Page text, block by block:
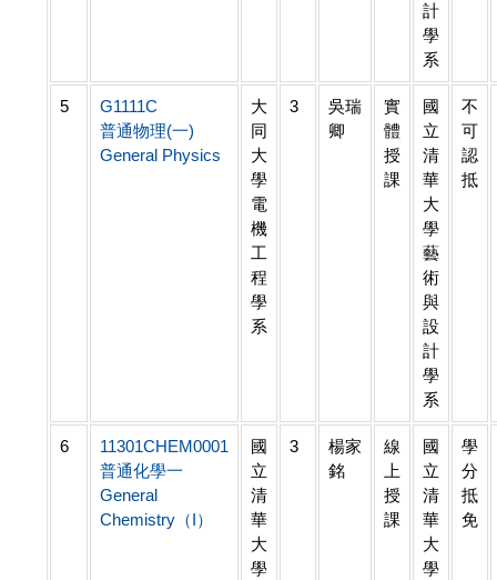
計
學
系
5
G1111C
普通物理(一)
General Physics
大
同
大
學
電
機
工
程
學
系
3
吳瑞
卿
實
體
授
課
國
立
清
華
大
學
藝
術
與
設
計
學
系
不
可
認
抵
6
11301CHEM0001
普通化學一
General
Chemistry（I）
國
立
清
華
大
學
3
楊家
銘
線
上
授
課
國
立
清
華
大
學
學
分
抵
免